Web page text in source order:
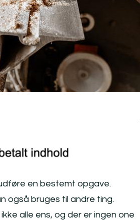
en bestemt opgave.
også bruges til andre ting.
alle ens, og der er ingen one